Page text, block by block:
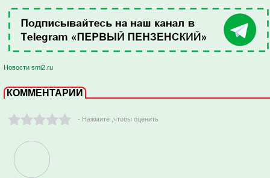
Новости smi2.ru
КОММЕНТАРИИ
- Нажмите ,чтобы оценить